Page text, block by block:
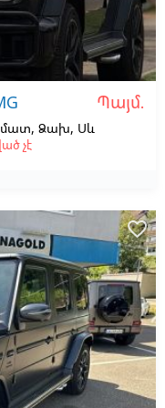
Պայմ.
Ձախ, Սև
չէ
favorite_border